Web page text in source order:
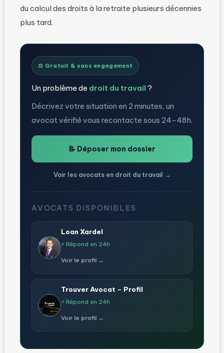
du calcul des droits à la retraite plusieurs décennies
plus tard.
⚖️ Gratuit & sans engagement
Un problème de droit du travail ?
Décrivez votre situation en 2 minutes, un
avocat vérifié vous recontacte sous 24-48h.
📝 Déposer mon dossier
Voir les avocats en droit du travail →
AVOCATS DISPONIBLES
Loan Xardel
⚡ Répond en 24h
Voir le profil →
Trouver Avocat – Profil
⚡ Répond en 24h
Voir le profil →